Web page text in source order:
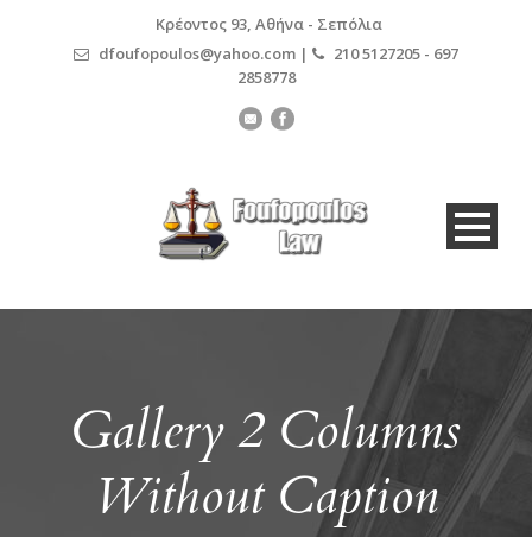
Κρέοντος 93, Αθήνα - Σεπόλια
dfoufopoulos@yahoo.com |
210 5127205 - 697
2858778
Gallery 2 Columns
Without Caption